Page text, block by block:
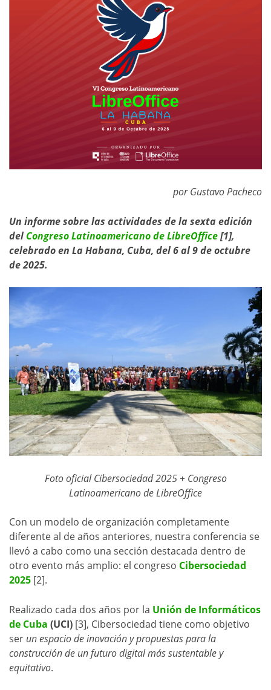
por Gustavo Pacheco
Un informe sobre las actividades de la sexta edición
del Congreso Latinoamericano de LibreOffice[1],
celebrado en La Habana, Cuba, del 6 al 9 de octubre
de 2025.
Foto oficial Cibersociedad 2025 + Congreso
Latinoamericano de LibreOffice
Con un modelo de organización completamente
diferente al de años anteriores, nuestra conferencia se
llevó a cabo como una sección destacada dentro de
otro evento más amplio: el congreso Cibersociedad
2025 [2].
Realizado cada dos años por la Unión de Informáticos
de Cuba (UCI) [3], Cibersociedad tiene como objetivo
ser un espacio de inovación y propuestas para la
construcción de un futuro digital más sustentable y
equitativo.